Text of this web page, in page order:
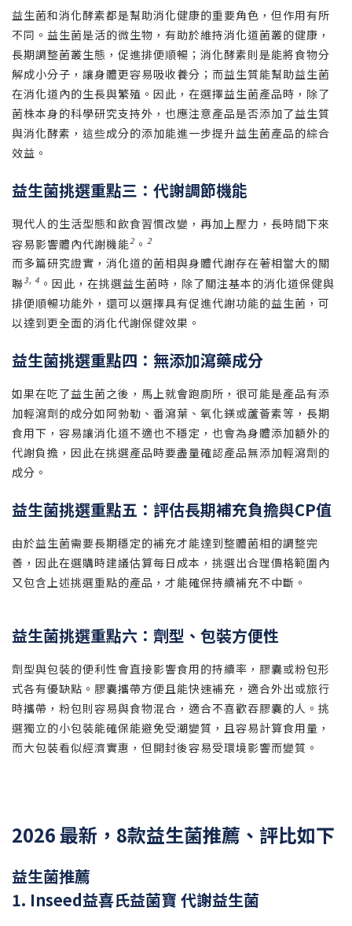
益生菌和消化酵素都是幫助消化健康的重要角色，但作用有所
不同。益生菌是活的微生物，有助於維持消化道菌叢的健康，
長期調整菌叢生態，促進排便順暢；消化酵素則是能將食物分
解成小分子，讓身體更容易吸收養分；而益生質能幫助益生菌
在消化道內的生長與繁殖。因此，在選擇益生菌產品時，除了
菌株本身的科學研究支持外，也應注意產品是否添加了益生質
與消化酵素，這些成分的添加能進一步提升益生菌產品的綜合
效益。
益生菌挑選重點三：代謝調節機能
現代人的生活型態和飲食習慣改變，再加上壓力，長時間下來
容易影響體內代謝機能2 。 2
而多篇研究證實，消化道的菌相與身體代謝存在著相當大的關
聯3, 4 。因此，在挑選益生菌時，除了關注基本的消化道保健與
排便順暢功能外，還可以選擇具有促進代謝功能的益生菌，可
以達到更全面的消化代謝保健效果。
益生菌挑選重點四：無添加瀉藥成分
如果在吃了益生菌之後，馬上就會跑廁所，很可能是產品有添
加輕瀉劑的成分如阿勃勒、番瀉葉、氧化鎂或蘆薈素等，長期
食用下，容易讓消化道不適也不穩定，也會為身體添加額外的
代謝負擔，因此在挑選產品時要盡量確認產品無添加輕瀉劑的
成分。
益生菌挑選重點五：評估長期補充負擔與CP值
由於益生菌需要長期穩定的補充才能達到整體菌相的調整完
善，因此在選購時建議估算每日成本，挑選出合理價格範圍內
又包含上述挑選重點的產品，才能確保持續補充不中斷。
益生菌挑選重點六：劑型、包裝方便性
劑型與包裝的便利性會直接影響食用的持續率，膠囊或粉包形
式各有優缺點。膠囊攜帶方便且能快速補充，適合外出或旅行
時攜帶，粉包則容易與食物混合，適合不喜歡吞膠囊的人。挑
選獨立的小包裝能確保能避免受潮變質，且容易計算食用量，
而大包裝看似經濟實惠，但開封後容易受環境影響而變質。
2026 最新，8款益生菌推薦、評比如下
益生菌推薦
1. Inseed益喜氏益菌寶 代謝益生菌